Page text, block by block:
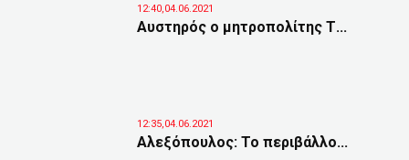
12:40,04.06.2021
Αυστηρός ο μητροπολίτης Τ...
12:35,04.06.2021
Αλεξόπουλος: Το περιβάλλο...